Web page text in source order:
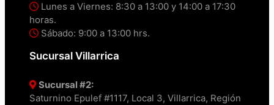
Lunes a Viernes: 8:30 a 13:00 y 14:00 a 17:30
horas.
Sábado: 9:00 a 13:00 hrs.
Sucursal Villarrica
Sucursal #2:
Saturnino Epulef #1117, Local 3, Villarrica, Región